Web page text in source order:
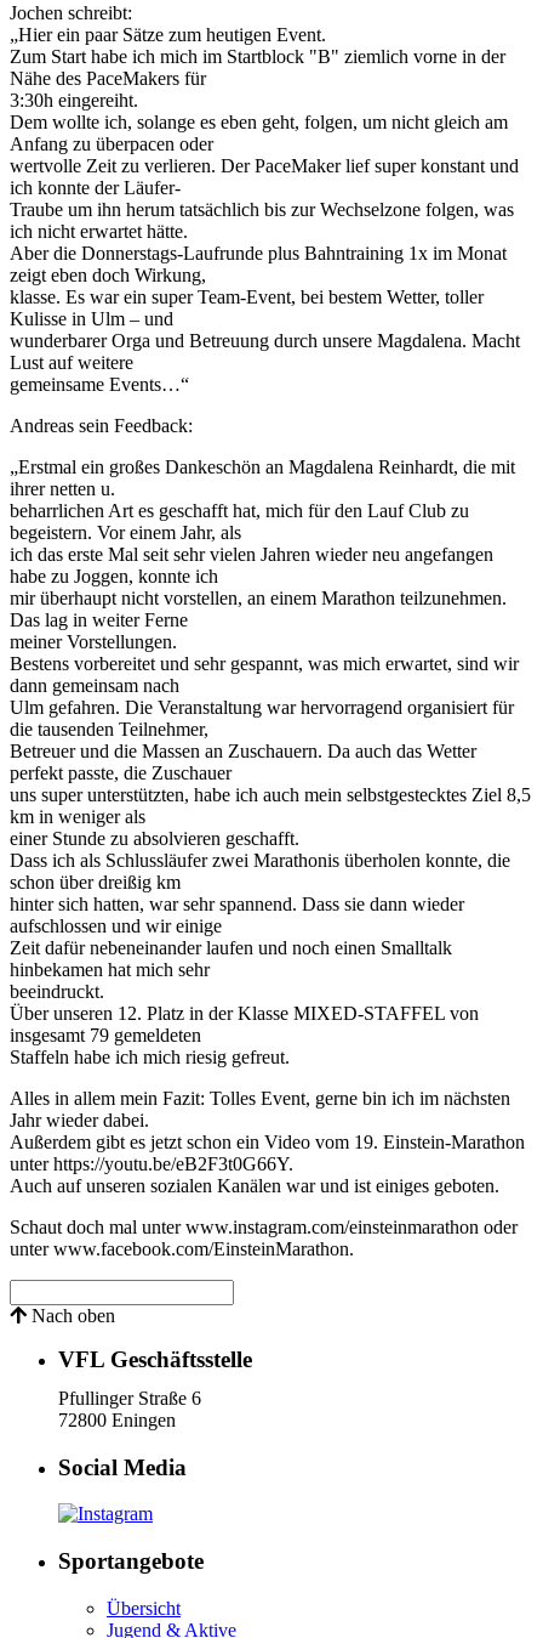
Jochen schreibt:
„Hier ein paar Sätze zum heutigen Event.
Zum Start habe ich mich im Startblock "B" ziemlich vorne in der
Nähe des PaceMakers für
3:30h eingereiht.
Dem wollte ich, solange es eben geht, folgen, um nicht gleich am
Anfang zu überpacen oder
wertvolle Zeit zu verlieren. Der PaceMaker lief super konstant und
ich konnte der Läufer-
Traube um ihn herum tatsächlich bis zur Wechselzone folgen, was
ich nicht erwartet hätte.
Aber die Donnerstags-Laufrunde plus Bahntraining 1x im Monat
zeigt eben doch Wirkung,
klasse. Es war ein super Team-Event, bei bestem Wetter, toller
Kulisse in Ulm – und
wunderbarer Orga und Betreuung durch unsere Magdalena. Macht
Lust auf weitere
gemeinsame Events…“
Andreas sein Feedback:
„Erstmal ein großes Dankeschön an Magdalena Reinhardt, die mit
ihrer netten u.
beharrlichen Art es geschafft hat, mich für den Lauf Club zu
begeistern. Vor einem Jahr, als
ich das erste Mal seit sehr vielen Jahren wieder neu angefangen
habe zu Joggen, konnte ich
mir überhaupt nicht vorstellen, an einem Marathon teilzunehmen.
Das lag in weiter Ferne
meiner Vorstellungen.
Bestens vorbereitet und sehr gespannt, was mich erwartet, sind wir
dann gemeinsam nach
Ulm gefahren. Die Veranstaltung war hervorragend organisiert für
die tausenden Teilnehmer,
Betreuer und die Massen an Zuschauern. Da auch das Wetter
perfekt passte, die Zuschauer
uns super unterstützten, habe ich auch mein selbstgestecktes Ziel 8,5
km in weniger als
einer Stunde zu absolvieren geschafft.
Dass ich als Schlussläufer zwei Marathonis überholen konnte, die
schon über dreißig km
hinter sich hatten, war sehr spannend. Dass sie dann wieder
aufschlossen und wir einige
Zeit dafür nebeneinander laufen und noch einen Smalltalk
hinbekamen hat mich sehr
beeindruckt.
Über unseren 12. Platz in der Klasse MIXED-STAFFEL von
insgesamt 79 gemeldeten
Staffeln habe ich mich riesig gefreut.
Alles in allem mein Fazit: Tolles Event, gerne bin ich im nächsten
Jahr wieder dabei.
Außerdem gibt es jetzt schon ein Video vom 19. Einstein-Marathon
unter https://youtu.be/eB2F3t0G66Y.
Auch auf unseren sozialen Kanälen war und ist einiges geboten.
Schaut doch mal unter www.instagram.com/einsteinmarathon oder
unter www.facebook.com/EinsteinMarathon.
Nach oben
VFL Geschäftsstelle
Pfullinger Straße 6
72800 Eningen
Social Media
Sportangebote
Übersicht
Jugend & Aktive